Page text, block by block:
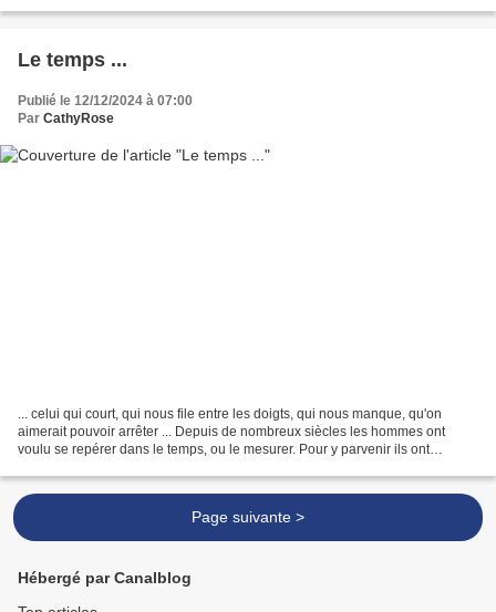
Le temps ...
Publié le 12/12/2024 à 07:00
Par CathyRose
... celui qui court, qui nous file entre les doigts, qui nous manque, qu'on
aimerait pouvoir arrêter ... Depuis de nombreux siècles les hommes ont
voulu se repérer dans le temps, ou le mesurer. Pour y parvenir ils ont
Page suivante >
Hébergé par Canalblog